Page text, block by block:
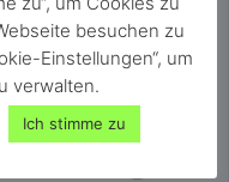
besuchen zu
Einstellungen“, um
verwalten.
Ich stimme zu